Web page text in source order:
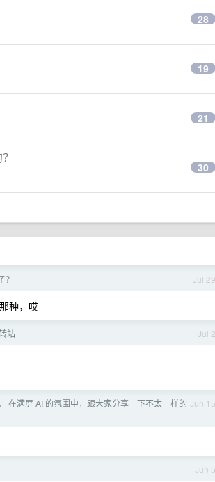
28
19
21
30
Jul 29
种，哎
Jul 2
站
Jun 15
在满屏 AI 的氛围中，跟大家分享一下不太一样的
Jun 5